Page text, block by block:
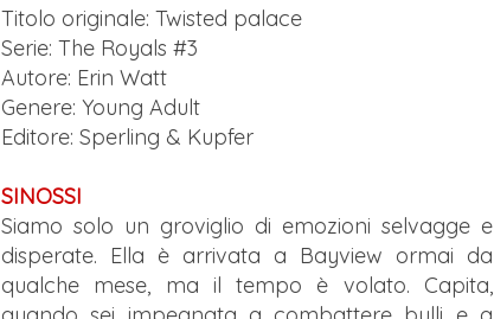
Titolo originale: Twisted palace
Serie: The Royals #3
Autore: Erin Watt
Genere: Young Adult
Editore: Sperling & Kupfer
SINOSSI
Siamo solo un groviglio di emozioni selvagge e
disperate. Ella è arrivata a Bayview ormai da
qualche mese, ma il tempo è volato. Capita,